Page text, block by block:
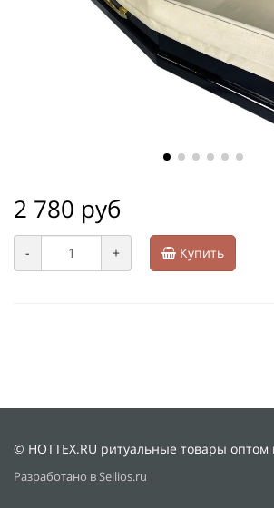
2 780 руб
- + Купить
© HOTTEX.RU ритуальные товары оптом
Разработано в Sellios.ru